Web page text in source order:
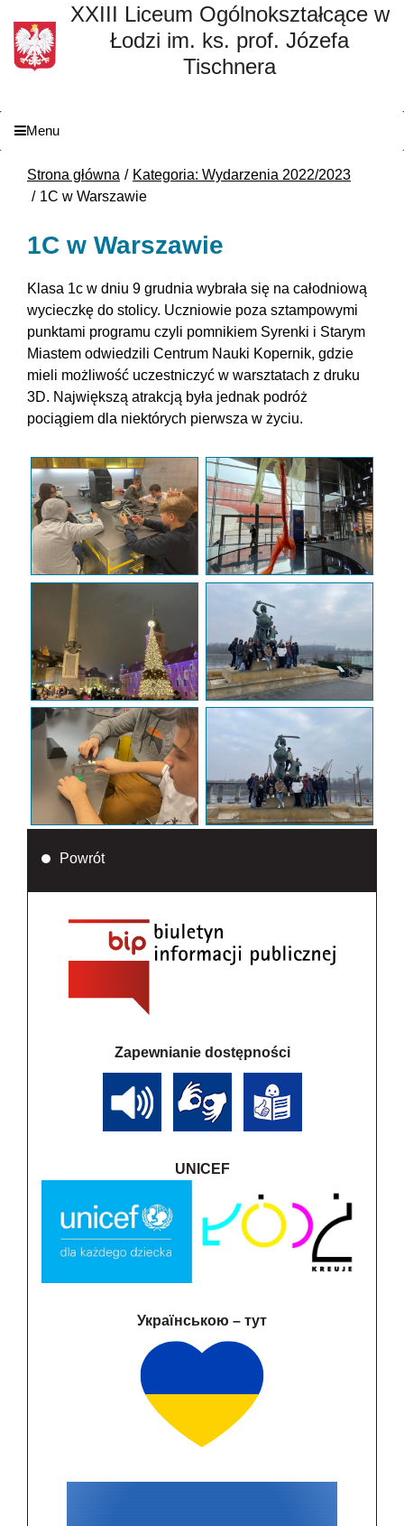
XXIII Liceum Ogólnokształcące w
Łodzi im. ks. prof. Józefa
Tischnera
Menu
Strona główna
Kategoria: Wydarzenia 2022/2023
1C w Warszawie
1C w Warszawie
Klasa 1c w dniu 9 grudnia wybrała się na całodniową
wycieczkę do stolicy. Uczniowie poza sztampowymi
punktami programu czyli pomnikiem Syrenki i Starym
Miastem odwiedzili Centrum Nauki Kopernik, gdzie
mieli możliwość uczestniczyć w warsztatach z druku
3D. Największą atrakcją była jednak podróż
pociągiem dla niektórych pierwsza w życiu.
Powrót
Zapewnianie dostępności
UNICEF
Українською – тут